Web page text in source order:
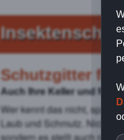
Schutzgitter für
Auch Ihre Keller und
Wer kennt das nicht,
Laub und Schmutz. Nicht